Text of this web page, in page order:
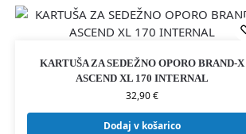
KARTUŠA ZA SEDEŽNO OPORO BRAND-X
ASCEND XL 170 INTERNAL
32,90€
Dodaj v košarico